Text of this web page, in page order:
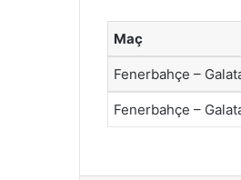
Maç
Fenerbahçe –
Fenerbahçe –